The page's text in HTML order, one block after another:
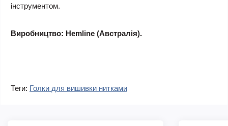
інструментом.
Виробництво: Hemline (Австралія).
Теги: Голки для вишивки нитками